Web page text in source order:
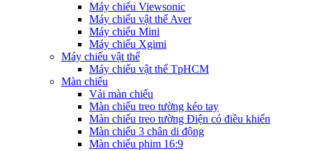
Máy chiếu Viewsonic
Máy chiếu vật thể Aver
Máy chiếu Mini
Máy chiếu Xgimi
Máy chiếu vật thể
Máy chiếu vật thể TpHCM
Màn chiếu
Vải màn chiếu
Màn chiếu treo tường kéo tay
Màn chiếu treo tường Điện có điều khiển
Màn chiếu 3 chân di động
Màn chiếu phim 16:9